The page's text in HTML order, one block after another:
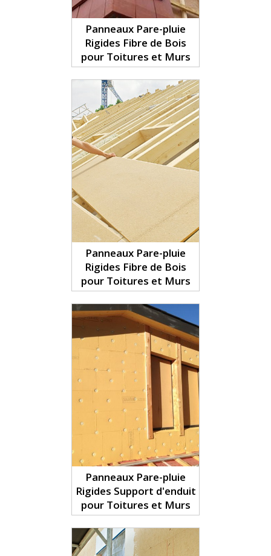
Panneaux Pare-pluie
Rigides Fibre de Bois
pour Toitures et Murs
Panneaux Pare-pluie
Rigides Fibre de Bois
pour Toitures et Murs
Panneaux Pare-pluie
Rigides Support d'enduit
pour Toitures et Murs